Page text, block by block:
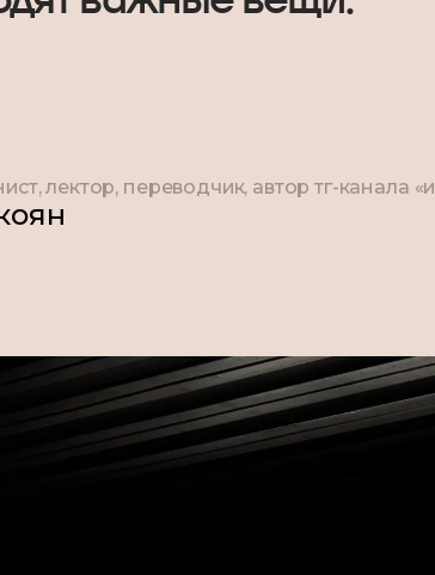
лектор, переводчик, автор тг-канала